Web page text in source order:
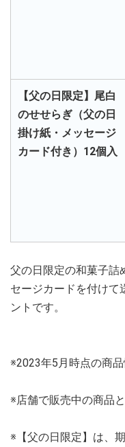
【父の日限定】尾白
のせせらぎ（父の日
掛け紙・メッセージ
カード付き）12個入
父の日限定の和菓子詰
セージカードを付けて
ントです。
※2023年5月時点の商品
※店舗で販売中の商品
※【父の日限定】は、